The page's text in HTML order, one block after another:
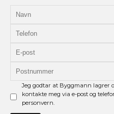
Jeg godtar at Byggmann lagrer
kontakte meg via e-post og
personvern.